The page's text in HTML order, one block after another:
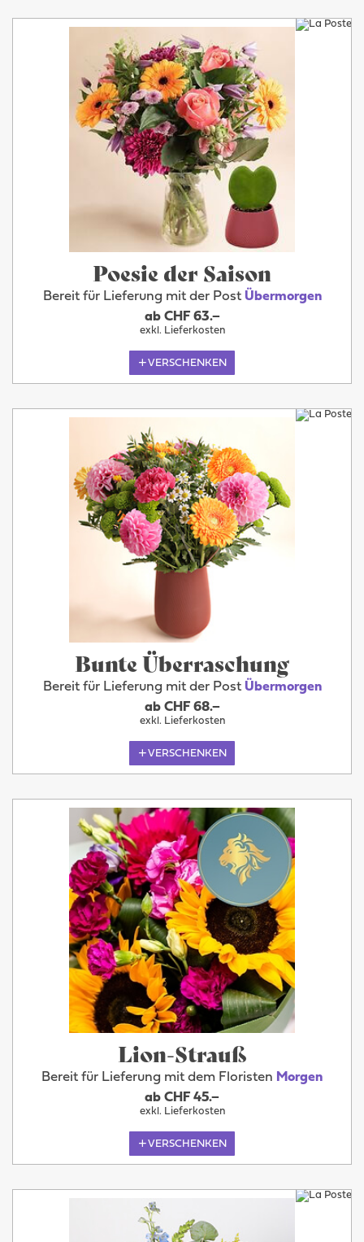
Poesie der Saison
Bereit für Lieferung mit der Post Übermorgen
ab CHF 63.–
exkl. Lieferkosten
VERSCHENKEN
Bunte Überraschung
Bereit für Lieferung mit der Post Übermorgen
ab CHF 68.–
exkl. Lieferkosten
VERSCHENKEN
Lion-Strauß
Bereit für Lieferung mit dem Floristen Morgen
ab CHF 45.–
exkl. Lieferkosten
VERSCHENKEN